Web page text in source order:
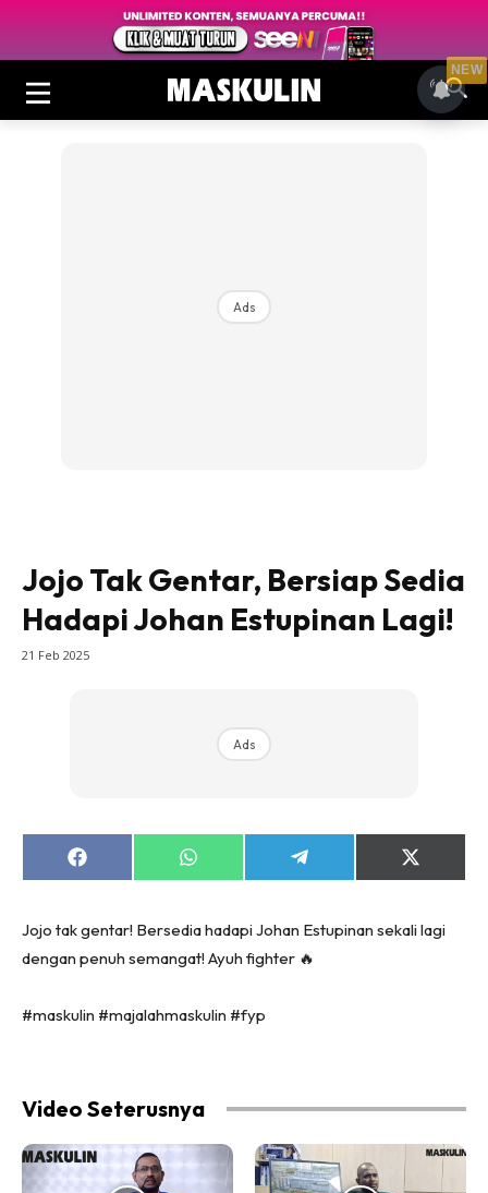
Ads
Jojo Tak Gentar, Bersiap Sedia
Hadapi Johan Estupinan Lagi!
21 Feb 2025
Ads
Share
on
Share
on
Share
on
Share
on
Jojo tak gentar! Bersedia hadapi Johan Estupinan sekali lagi
dengan penuh semangat! Ayuh fighter 🔥
#maskulin #majalahmaskulin #fyp
Video Seterusnya
NEW